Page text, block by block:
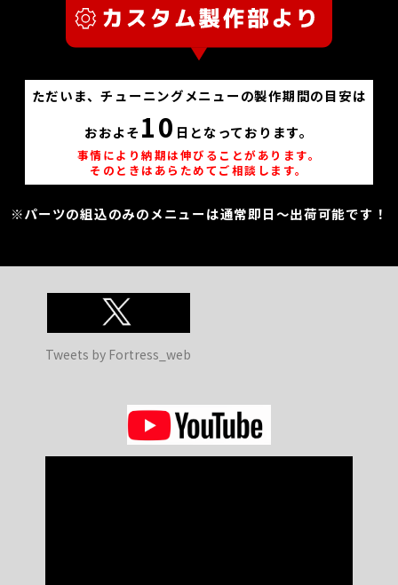
ただいま、チューニングメニューの製作期間の目安は
おおよそ 10 日となっております。
事情により納期は伸びることがあります。
そのときはあらためてご相談します。
※パーツの組込のみのメニューは通常即日～出荷可能です！
Tweets by Fortress_web